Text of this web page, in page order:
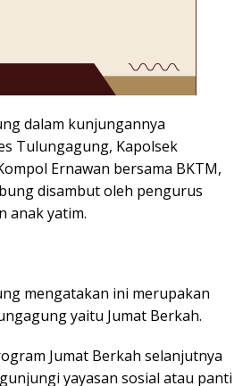
dalam kunjungannya
Tulungagung, Kapolsek
Ernawan bersama BKTM,
disambut oleh pengurus
anak yatim.
mengatakan ini merupakan
yaitu Jumat Berkah.
Jumat Berkah selanjutnya
yayasan sosial atau panti